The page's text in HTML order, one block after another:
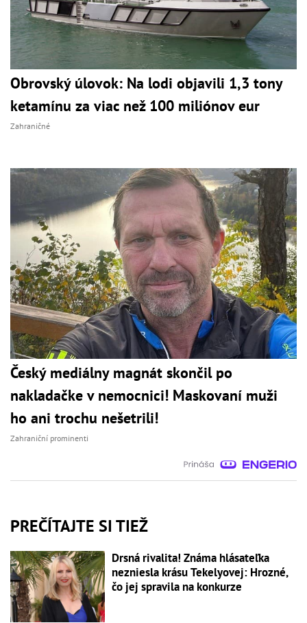
Obrovský úlovok: Na lodi objavili 1,3 tony
ketamínu za viac než 100 miliónov eur
Zahraničné
Český mediálny magnát skončil po
nakladačke v nemocnici! Maskovaní muži
ho ani trochu nešetrili!
Zahraniční prominenti
PREČÍTAJTE SI TIEŽ
Drsná rivalita! Známa hlásateľka
nezniesla krásu Tekelyovej: Hrozné,
čo jej spravila na konkurze